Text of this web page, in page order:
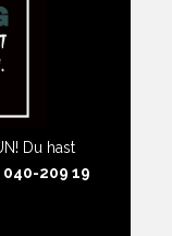
Du hast
040-209 19